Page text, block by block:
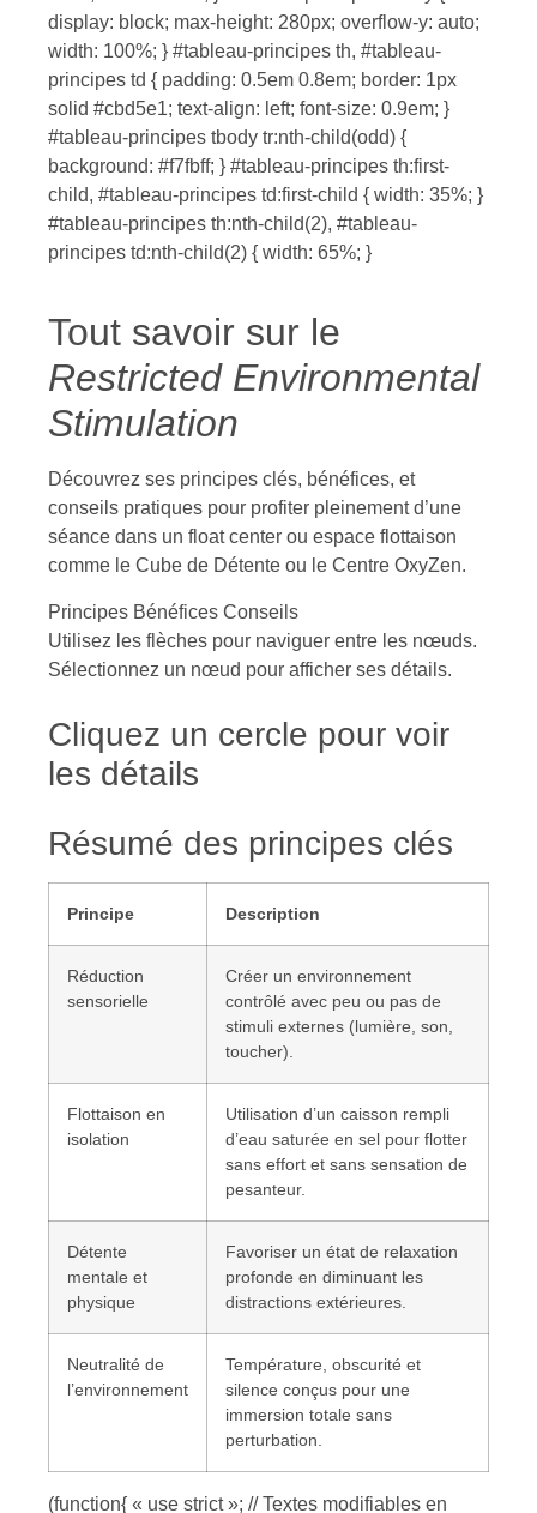
display: block; max-height: 280px; overflow-y: auto;
width: 100%; } #tableau-principes th, #tableau-
principes td { padding: 0.5em 0.8em; border: 1px
solid #cbd5e1; text-align: left; font-size: 0.9em; }
#tableau-principes tbody tr:nth-child(odd) {
background: #f7fbff; } #tableau-principes th:first-
child, #tableau-principes td:first-child { width: 35%; }
#tableau-principes th:nth-child(2), #tableau-
principes td:nth-child(2) { width: 65%; }
Tout savoir sur le
Restricted Environmental
Stimulation
Découvrez ses principes clés, bénéfices, et
conseils pratiques pour profiter pleinement d’une
séance dans un float center ou espace flottaison
comme le Cube de Détente ou le Centre OxyZen.
Principes Bénéfices Conseils
Utilisez les flèches pour naviguer entre les nœuds.
Sélectionnez un nœud pour afficher ses détails.
Cliquez un cercle pour voir
les détails
Résumé des principes clés
Principe Description
Réduction
sensorielle
Créer un environnement
contrôlé avec peu ou pas de
stimuli externes (lumière, son,
toucher).
Flottaison en
isolation
Utilisation d’un caisson rempli
d’eau saturée en sel pour flotter
sans effort et sans sensation de
pesanteur.
Détente
mentale et
physique
Favoriser un état de relaxation
profonde en diminuant les
distractions extérieures.
Neutralité de
l’environnement
Température, obscurité et
silence conçus pour une
immersion totale sans
perturbation.
(function{ « use strict »; // Textes modifiables en